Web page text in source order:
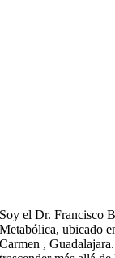
Soy el Dr. Francisco
Metabólica, ubicado
Carmen ,